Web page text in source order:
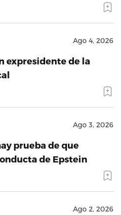
Ago 4, 2026
expresidente de la
Ago 3, 2026
prueba de que
de Epstein
Ago 2, 2026